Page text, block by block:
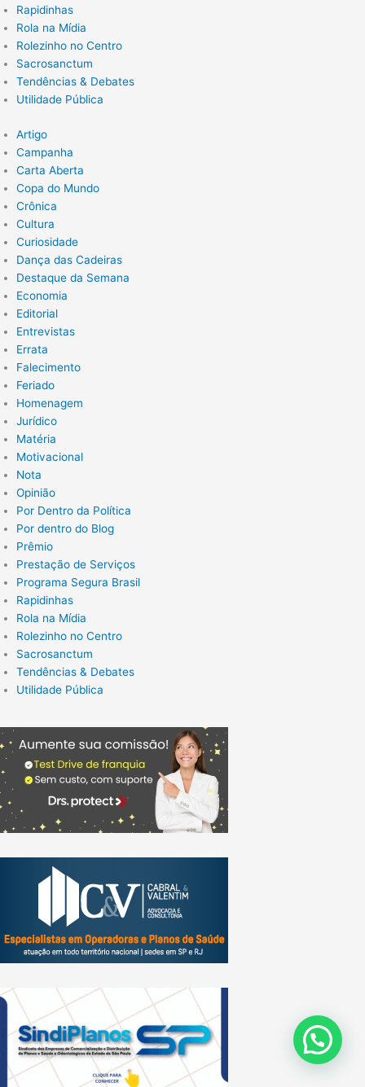
Rapidinhas
Rola na Mídia
Rolezinho no Centro
Sacrosanctum
Tendências & Debates
Utilidade Pública
Artigo
Campanha
Carta Aberta
Copa do Mundo
Crônica
Cultura
Curiosidade
Dança das Cadeiras
Destaque da Semana
Economia
Editorial
Entrevistas
Errata
Falecimento
Feriado
Homenagem
Jurídico
Matéria
Motivacional
Nota
Opinião
Por Dentro da Política
Por dentro do Blog
Prêmio
Prestação de Serviços
Programa Segura Brasil
Rapidinhas
Rola na Mídia
Rolezinho no Centro
Sacrosanctum
Tendências & Debates
Utilidade Pública